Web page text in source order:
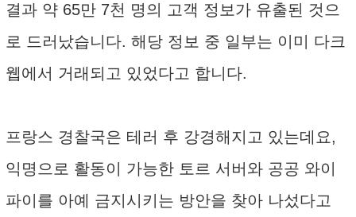
결과 약 65만 7천 명의 고객 정보가 유출된 것으
로 드러났습니다. 해당 정보 중 일부는 이미 다크
웹에서 거래되고 있었다고 합니다.
프랑스 경찰국은 테러 후 강경해지고 있는데요,
익명으로 활동이 가능한 토르 서버와 공공 와이
파이를 아예 금지시키는 방안을 찾아 나섰다고